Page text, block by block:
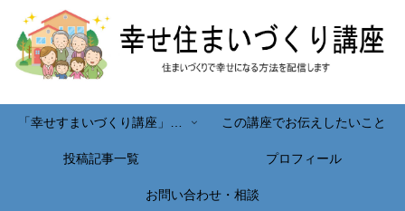
この講座でお伝えしたいこと
投稿記事一覧 プロフィール
お問い合わせ・相談